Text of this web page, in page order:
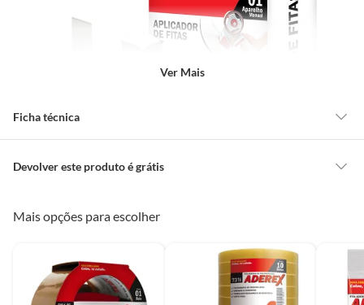
Características
Ver Mais
Ficha técnica
Modelo
Tamanho
Marca
Devolver este produto é grátis
ou oriundos das lojas da Construdecor, no entanto, a troca só é
obrigatória quando este produto apresentar vício, ou seja, quando
apresentar irregularidade quanto à qualidade e/ou quantidade que torne
o produto impróprio ou inadequado ao consumo ou que lhe diminua o
Mais opções para escolher